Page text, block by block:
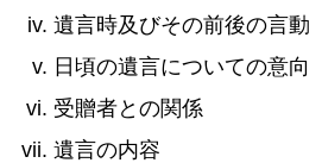
遺言時及びその前後の言動
日頃の遺言についての意向
受贈者との関係
遺言の内容